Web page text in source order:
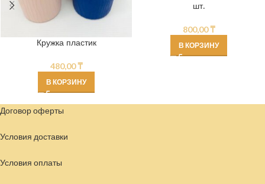
Кружка пластик
480,00₸
В КОРЗИНУ
шт.
800,00₸
В КОРЗИНУ
Договор оферты
Условия доставки
Условия оплаты